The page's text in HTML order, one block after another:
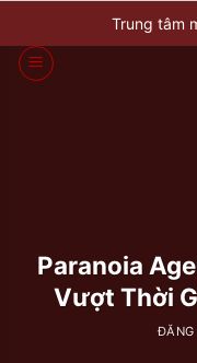
qua
nội
Trung tâm
Paranoia
Vượt Thời
ĐĂNG